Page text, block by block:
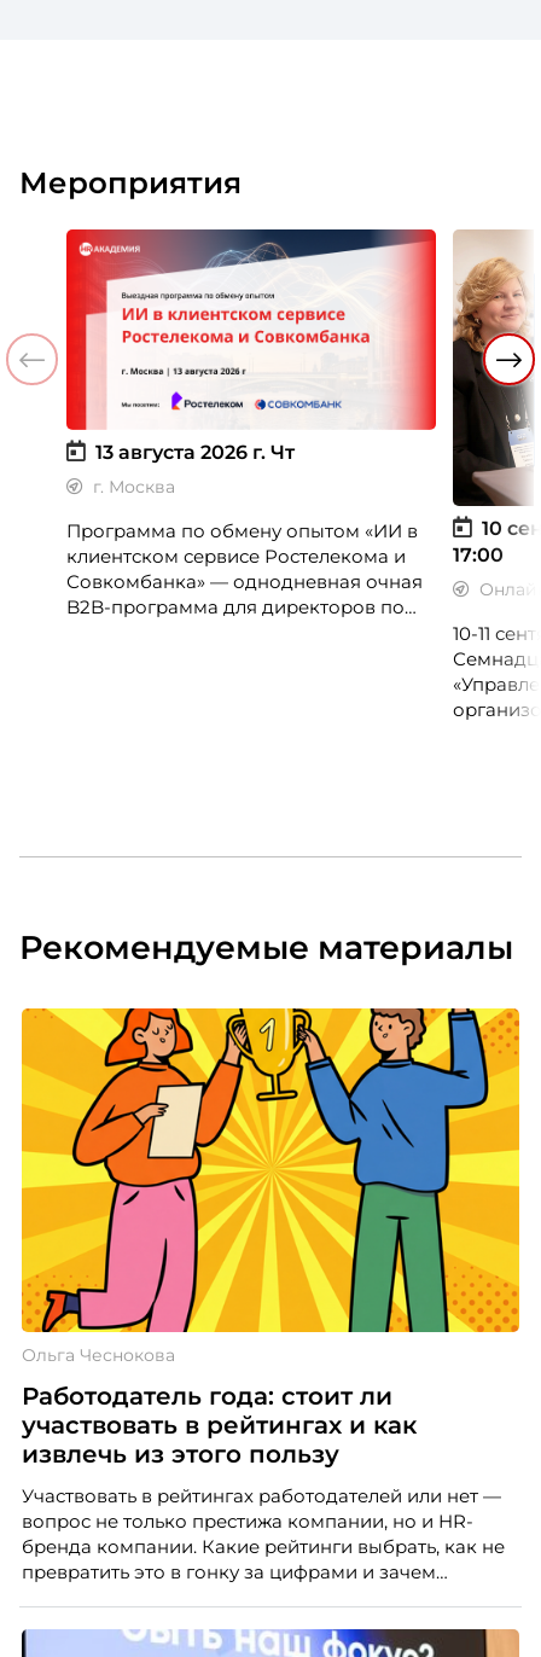
Мероприятия
13 августа 2026 г. Чт
г. Москва
Программа по обмену опытом «ИИ в
клиентском сервисе Ростелекома и
Совкомбанка» — однодневная очная
B2B-программа для директоров по
10
17:00
10-11
Рекомендуемые материалы
Ольга Чеснокова
Работодатель года: стоит ли
участвовать в рейтингах и как
извлечь из этого пользу
Участвовать в рейтингах работодателей или нет —
вопрос не только престижа компании, но и HR-
бренда компании. Какие рейтинги выбрать, как не
превратить это в гонку за цифрами и зачем
Чеснокова, HR-директор Right line.